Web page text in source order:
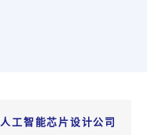
工智能芯片设计公司